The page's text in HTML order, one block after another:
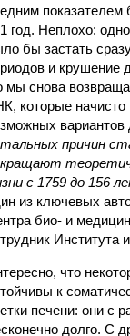
год. Неплохо:
бы застать
и крушение
мы снова
которые
вариантов
причин
с 1759 до 156
из ключевых
био- и
Института
что
к
печени: они с
долго. С